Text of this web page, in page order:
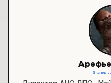
Эксперт,